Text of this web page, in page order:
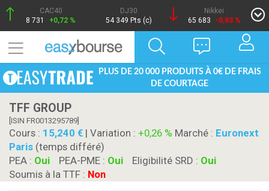
CAC40
8 731
+0,72 %
DJ30
54 349 Pts (c)
Nikkei
65 683
-0,93 %
PLUS DE 20 000 PRODUITS À 0€ DE FRAIS
DE COURTAGE
TFF GROUP
[ISIN FR0013295789]
Cours : 15,240 | Variation : +0,26 % Marché : Euronext
Paris (temps différé)
PEA : Oui PEA-PME : Oui Eligibilité SRD : Oui
Soumis à la TTF : Non